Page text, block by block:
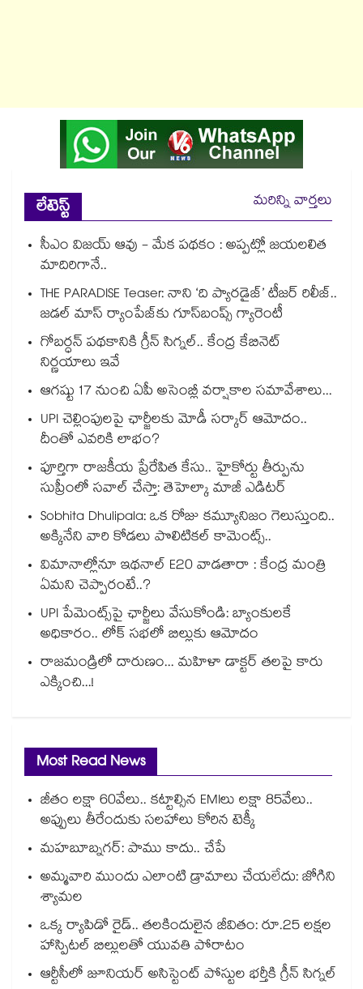
లేటెస్ట్
మరిన్ని వార్తలు
సీఎం విజయ్ ఆవు - మేక పథకం : అప్పట్లో జయలలిత
మాదిరిగానే..
THE PARADISE Teaser: నాని ‘ది ప్యారడైజ్‌‌’ టీజర్ రిలీజ్..
జడల్ మాస్ ర్యాంపేజ్‌కు గూస్‌బంప్స్ గ్యారెంటీ
గోబర్ధన్ పథకానికి గ్రీన్ సిగ్నల్.. కేంద్ర కేబినెట్
నిర్ణయాలు ఇవే
ఆగష్టు 17 నుంచి ఏపీ అసెంబ్లీ వర్షాకాల సమావేశాలు...
UPI చెల్లింపులపై ఛార్జీలకు మోడీ సర్కార్ ఆమోదం..
దీంతో ఎవరికి లాభం?
పూర్తిగా రాజకీయ ప్రేరేపిత కేసు.. హైకోర్టు తీర్పును
సుప్రీంలో సవాల్ చేస్తా: తెహెల్కా మాజీ ఎడిటర్
Sobhita Dhulipala: ఒక రోజు కమ్యూనిజం గెలుస్తుంది..
అక్కినేని వారి కోడలు పొలిటికల్ కామెంట్స్..
విమానాల్లోనూ ఇథనాల్ E20 వాడతారా : కేంద్ర మంత్రి
ఏమని చెప్పారంటే..?
UPI పేమెంట్స్⁪పై ఛార్జీలు వేసుకోండి: బ్యాంకులకే
అధికారం.. లోక్ సభలో బిల్లుకు ఆమోదం
రాజమండ్రిలో దారుణం... మహిళా డాక్టర్ తలపై కారు
ఎక్కించి...!
Most Read News
జీతం లక్షా 60వేలు.. కట్టాల్సిన EMIలు లక్షా 85వేలు..
అప్పులు తీరేందుకు సలహాలు కోరిన టెక్కీ
మహబూబ్నగర్: పాము కాదు.. చేపే
అమ్మవారి ముందు ఎలాంటి డ్రామాలు చేయలేదు: జోగిని
శ్యామల
ఒక్క ర్యాపిడో రైడ్.. తలకిందులైన జీవితం: రూ.25 లక్షల
హాస్పిటల్ బిల్లులతో యువతి పోరాటం
ఆర్టీసీలో జూనియర్ అసిస్టెంట్‌‌ పోస్టుల భర్తీకి గ్రీన్‌‌ సిగ్నల్